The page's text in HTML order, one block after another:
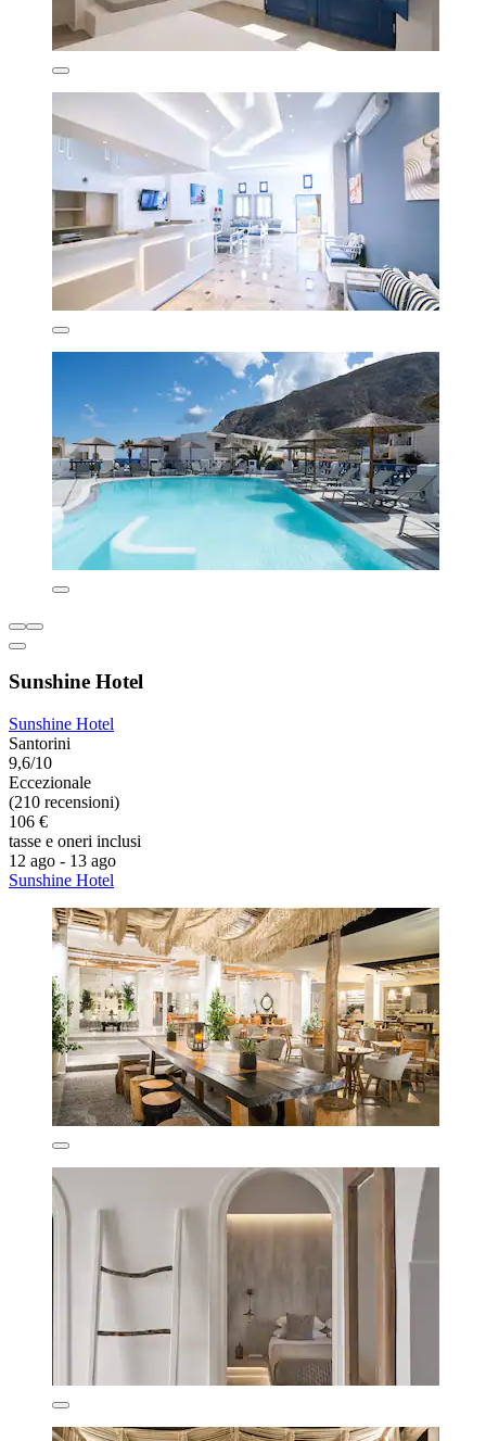
Sunshine Hotel
Sunshine Hotel
Santorini
9,6/10
Eccezionale
(210 recensioni)
106 €
tasse e oneri inclusi
12 ago - 13 ago
Sunshine Hotel